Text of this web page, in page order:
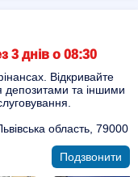
3 днів о 08:30
Відкривайте
депозитами та іншими
область, 79000
Подзвонити